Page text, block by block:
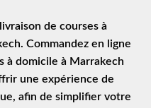
livraison de courses à
Commandez en ligne
à domicile à Marrakech
une expérience de
afin de simplifier votre